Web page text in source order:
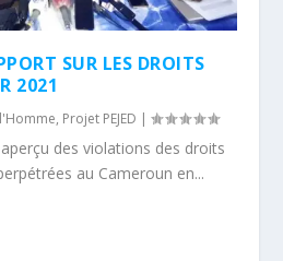
SUR LES DROITS
2021
, Projet PEJED |
des violations des droits
au Cameroun en...